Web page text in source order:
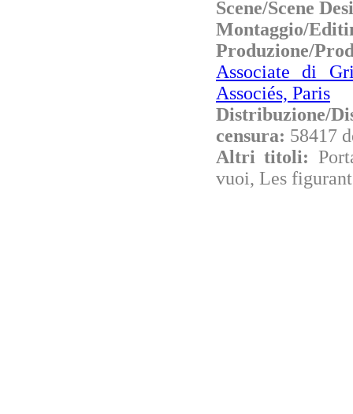
Scene/Scene
Montaggio/
Produzione/
Associate di
Associés, Paris
Distribuzione/
censura: 58417
Altri titoli:
vuoi, Les